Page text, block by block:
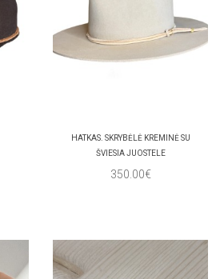
HATKAS. SKRYBĖLĖ KREMINĖ SU
ŠVIESIA JUOSTELE
350.00€